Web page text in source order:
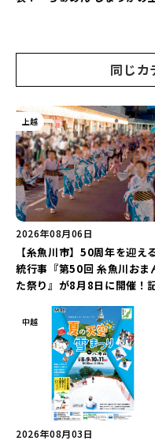
同じカ
上越
2026年08月06日
【糸魚川市】50周年を迎え
統行事『第50回 糸魚川おま
た祭り』が8月8日に開催！
を楽しもう♪
中越
2026年08月03日